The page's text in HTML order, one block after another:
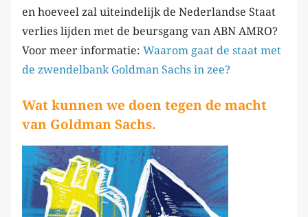
en hoeveel zal uiteindelijk de Nederlandse Staat
verlies lijden met de beursgang van ABN AMRO?
Voor meer informatie: Waarom gaat de staat met
de zwendelbank Goldman Sachs in zee?
Wat kunnen we doen tegen de macht
van Goldman Sachs.